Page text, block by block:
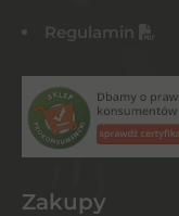
Regulamin
Zakupy